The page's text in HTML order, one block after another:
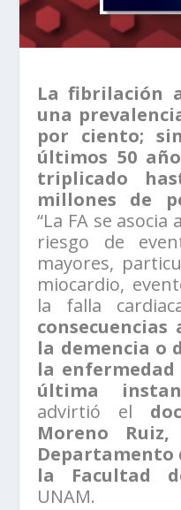
La fibrilación
una
por ciento;
últimos 50
triplicado
millones de
“La FA se
riesgo de
mayores,
miocardio,
la falla
la demencia o
la
última
advirtió el
Moreno
Departamento
la Facultad
UNAM.